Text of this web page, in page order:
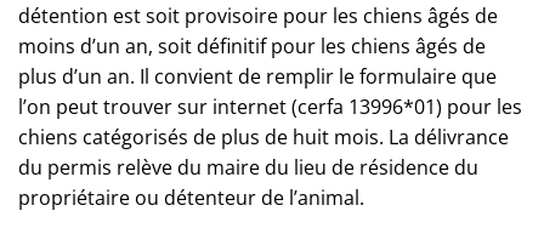
détention est soit provisoire pour les chiens âgés de
moins d’un an, soit définitif pour les chiens âgés de
plus d’un an. Il convient de remplir le formulaire que
l’on peut trouver sur internet (cerfa 13996*01) pour les
chiens catégorisés de plus de huit mois. La délivrance
du permis relève du maire du lieu de résidence du
propriétaire ou détenteur de l’animal.